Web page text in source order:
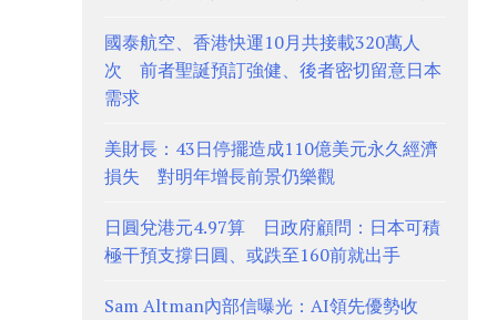
國泰航空、香港快運10月共接載320萬人
次 前者聖誕預訂強健、後者密切留意日本
需求
美財長：43日停擺造成110億美元永久經濟
損失 對明年增長前景仍樂觀
日圓兌港元4.97算 日政府顧問：日本可積
極干預支撐日圓、或跌至160前就出手
Sam Altman內部信曝光：AI領先優勢收